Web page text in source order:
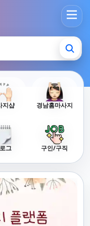
지 부산홈타이 부산출
지샵 경남홈마사지
그 구인/구직